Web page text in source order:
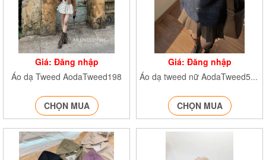
Giá: Đăng nhập
Áo dạ Tweed AodaTweed198
CHỌN MUA
Giá: Đăng nhập
Áo dạ tweed nữ AodaTweed5096
CHỌN MUA